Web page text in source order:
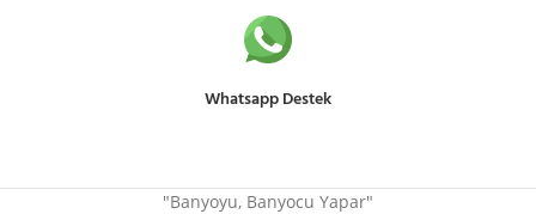
Whatsapp Destek
"Banyoyu, Banyocu Yapar"